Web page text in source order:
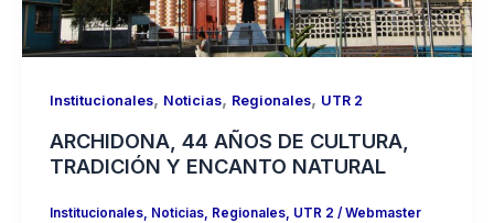
Institucionales, Noticias, Regionales, UTR 2
ARCHIDONA, 44 AÑOS DE CULTURA,
TRADICIÓN Y ENCANTO NATURAL
Institucionales, Noticias, Regionales, UTR 2 / Webmaster